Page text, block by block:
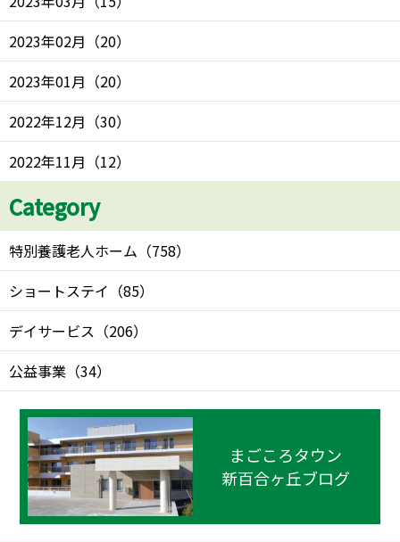
2023年02月 （20）
2023年01月 （20）
2022年12月 （30）
2022年11月 （12）
Category
特別養護老人ホーム （758）
ショートステイ （85）
デイサービス （206）
公益事業 （34）
まごころタウン
新百合ヶ丘ブログ